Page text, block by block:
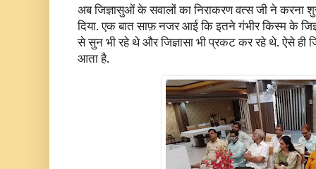
अब जिज्ञासुओं के सवालों का निराकरण वत्स जी ने करना
दिया. एक बात साफ़ नजर आई कि इतने गंभीर किस्म के
से सुन भी रहे थे और जिज्ञासा भी प्रकट कर रहे थे. ऐसे
आता है.